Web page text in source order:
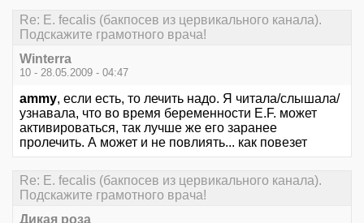
Re: E. fecalis (бакпосев из цервикального канала).
Подскажите грамотного врача!
Winterra
10 - 28.05.2009 - 04:47
ammy, если есть, то лечить надо. Я читала/слышала/
узнавала, что во время беременности Е.F. может
активироваться, так лучше же его заранее
пролечить. А может и не повлиять... как повезет
Re: E. fecalis (бакпосев из цервикального канала).
Подскажите грамотного врача!
Дикая роза